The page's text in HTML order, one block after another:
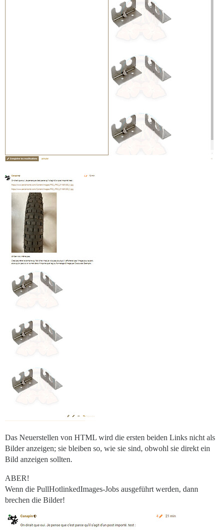
Das Neuerstellen von HTML wird die ersten beiden Links nicht als
Bilder anzeigen; sie bleiben so, wie sie sind, obwohl sie direkt ein
Bild anzeigen sollten.
ABER!
Wenn die PullHotlinkedImages-Jobs ausgeführt werden, dann
brechen die Bilder!